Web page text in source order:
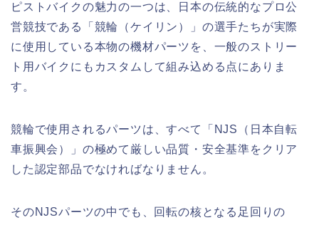
ピストバイクの魅力の一つは、日本の伝統的なプロ公
営競技である「競輪（ケイリン）」の選手たちが実際
に使用している本物の機材パーツを、一般のストリー
ト用バイクにもカスタムして組み込める点にありま
す。
競輪で使用されるパーツは、すべて「NJS（日本自転
車振興会）」の極めて厳しい品質・安全基準をクリア
した認定部品でなければなりません。
そのNJSパーツの中でも、回転の核となる足回りの